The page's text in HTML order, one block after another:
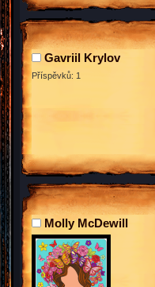
Gavriil Krylov
Příspěvků: 1
Molly McDewill